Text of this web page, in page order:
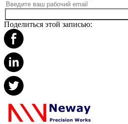
Поделиться этой записью: